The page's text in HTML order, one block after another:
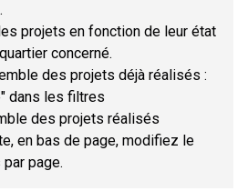
projets en fonction de leur état
concerné.
des projets déjà réalisés :
dans les filtres
des projets réalisés
en bas de page, modifiez le
page.